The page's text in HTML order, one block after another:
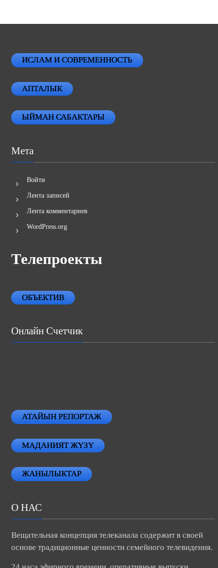
ИСЛАМ И СОВРЕМЕННОСТЬ
АПТАЛЫК
ЫЙМАН САБАКТАРЫ
Мета
Войти
Лента записей
Лента комментариев
WordPress.org
Телепроекты
ОБЪЕКТИВ
Онлайн Счетчик
АТАЙЫН РЕПОРТАЖ
МАДАНИЯТ ЖҮЗҮ
ЖАНЫЛЫКТАР
О НАС
Вещательная концепция телеканала содержит в своей
основе традиционные ценности семейного телевидения.